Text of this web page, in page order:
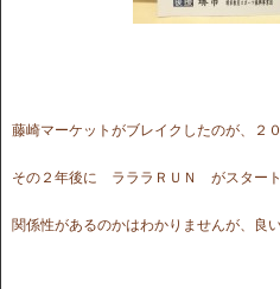
藤崎マーケットがブレイクしたのが、２
その２年後に ラララＲＵＮ がスタート
関係性があるのかはわかりませんが、良